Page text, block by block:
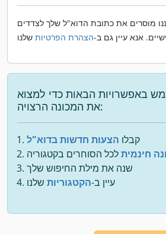
מוסרים את כתובת הדוא"ל שלך לצדדים
אנא עיין גם ב-הצהרת הפרטיות
באפשרויות הבאות כדי למצוא
את המכונה הרצויה:
קבלו הצעות חדשות בדוא"ל
חינמיתלכל הסוחרים בקטגוריה
שנה את מילת החיפוש שלך
עיין ב-הקטגוריות שלנו